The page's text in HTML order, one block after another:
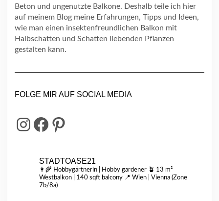
Beton und ungenutzte Balkone. Deshalb teile ich hier
auf meinem Blog meine Erfahrungen, Tipps und Ideen,
wie man einen insektenfreundlichen Balkon mit
Halbschatten und Schatten liebenden Pflanzen
gestalten kann.
FOLGE MIR AUF SOCIAL MEDIA
INSTAGRAM
FACEBOOK
PINTEREST
STADTOASE21
👩‍🌾 Hobbygärtnerin | Hobby gardener 🪴 13 m²
Westbalkon | 140 sqft balcony 📍 Wien | Vienna (Zone
7b/8a)